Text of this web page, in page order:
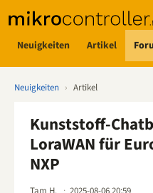
Neuigkeiten Artikel
Neuigkeiten › Artikel
Kunststoff-
LoraWAN für
NXP